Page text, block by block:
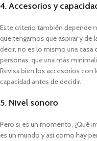
4. Accesorios y
Este criterio también depende
que tengamos que aspirar y de
decir, no es lo mismo una casa
personas, que una más
Revisa bien los accesorios con
capacidad antes de decidir.
5. Nivel sonoro
Pero si es un momento, ¿Qué
es un mundo y así como hay